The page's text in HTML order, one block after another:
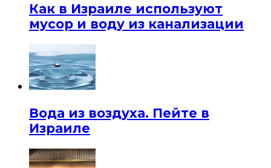
Как в Израиле используют
мусор и воду из канализации
Вода из воздуха. Пейте в
Израиле